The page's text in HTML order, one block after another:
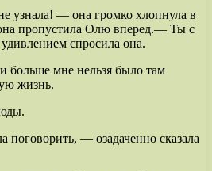
узнала! — она громко хлопнула в
пропустила Олю вперед.— Ты с
спросила она.
больше мне нельзя было там
жизнь.
поговорить, — озадаченно сказала